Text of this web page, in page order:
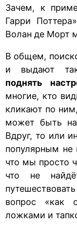
Зачем, к
Гарри
Волан де Морт
В общем,
и выдают
поднять
многие, кто
кликают по
может быть
Вдруг, то или
популярным не
что мы просто
что не
вопрос «как
ложками и